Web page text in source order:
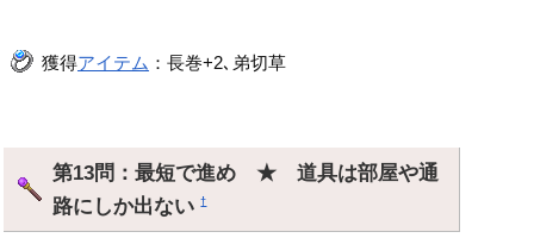
獲得アイテム ：長巻+2､弟切草
第13問：最短で進め ★ 道具は部屋や通
路にしか出ない†